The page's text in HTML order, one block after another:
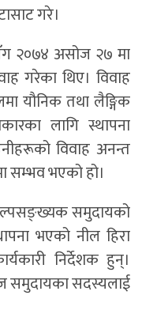
गरे।
२०७४ असोज २७ मा
गरेका थिए। विवाह
यौनिक तथा लैङ्गिक
लागि स्थापना
विवाह अनन्त
सम्भव भएको हो।
समुदायको
भएको नील हिरा
निर्देशक हुन्।
समुदायका सदस्यलाई